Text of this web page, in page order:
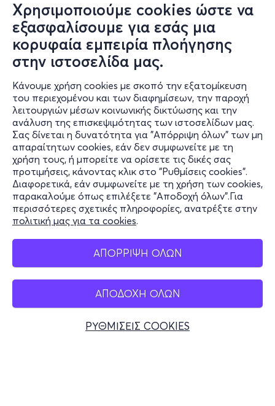
Χρησιμοποιούμε cookies ώστε να
εξασφαλίσουμε για εσάς μια
κορυφαία εμπειρία πλοήγησης
στην ιστοσελίδα μας.
Κάνουμε χρήση cookies με σκοπό την εξατομίκευση
του περιεχομένου και των διαφημίσεων, την παροχή
λειτουργιών μέσων κοινωνικής δικτύωσης και την
ανάλυση της επισκεψιμότητας των ιστοσελίδων μας.
Σας δίνεται η δυνατότητα για "Απόρριψη όλων" των μη
απαραίτητων cookies, εάν δεν συμφωνείτε με τη
χρήση τους, ή μπορείτε να ορίσετε τις δικές σας
προτιμήσεις, κάνοντας κλικ στο "Ρυθμίσεις cookies".
Διαφορετικά, εάν συμφωνείτε με τη χρήση των cookies,
παρακαλούμε όπως επιλέξετε "Αποδοχή όλων".Για
περισσότερες σχετικές πληροφορίες, ανατρέξτε στην
πολιτική μας για τα cookies.
ΑΠΟΡΡΙΨΗ ΟΛΩΝ
ΑΠΟΔΟΧΗ ΟΛΩΝ
ΡΥΘΜΙΣΕΙΣ COOKIES
θέατρο, μία βασική σκέψη
εδραιώθηκε μέσα μου. Το θέατρο
δεν είναι ένας χώρος που λέμε
ιστορίες. Ο κινηματογράφος
μπορεί να το κάνει καλύτερα από
εμάς. Το θέατρο είναι ένας τόπος
«κοινωνίας». Όλοι μαζί, θεατές
και ερμηνευτές, μαζευόμαστε στον
ίδιο χώρο και μέσα από την
δημόσια μαρτυρία του τραύματος
γνωρίζουμε καλύτερα τον εαυτό
μας. Και ίσως κάνουμε και ένα
βήμα πιο κοντά σε αυτόν. Κάπως
έτσι επανήλθε μέσα μου το
“Festen”. Μετά από 26 χρόνια.
Σκέφτηκα τον Κρίστιαν. Τον
μεγάλο γιο της οικογένειας. Έχει
ανάγκη από θεατές για να βρει τη
Πληροφορίες
Υποστήριξη
Stay Connected
Mobile app